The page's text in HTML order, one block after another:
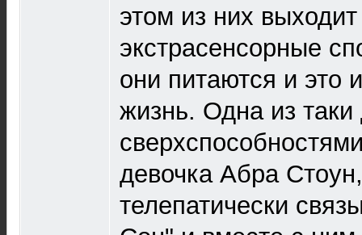
этом из них
экстрасенсорные
они питаются и это
жизнь. Одна из таки
девочка Абра
телепатически